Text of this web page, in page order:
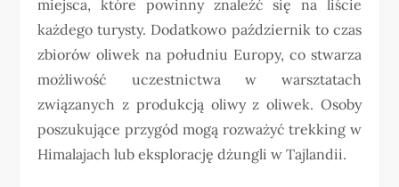
miejsca, które powinny znaleźć się na liście
każdego turysty. Dodatkowo październik to czas
zbiorów oliwek na południu Europy, co stwarza
możliwość uczestnictwa w warsztatach
związanych z produkcją oliwy z oliwek. Osoby
poszukujące przygód mogą rozważyć trekking w
Himalajach lub eksplorację dżungli w Tajlandii.